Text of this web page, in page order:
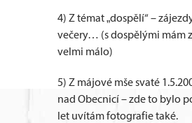
4) Z témat „dospělí“ –
večery… (s dospělými mám
velmi málo)
5) Z májové mše svaté
nad Obecnicí – zde to bylo
let uvítám fotografie také.